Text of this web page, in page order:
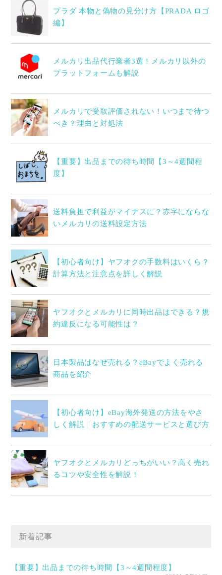
プラダ 本物と偽物の見分け方【PRADA ロゴ
編】
メルカリ出品代行業者3選！メルカリ以外の
プラットフォームも解説
メルカリで受取評価されない！いつまで待つ
べき？理由と対処法
【重要】出品までの待ち時間【3～4週間程
度】
送料負担で利益がマイナスに？赤字にならな
いメルカリの送料設定方法
【初心者向け】ヤフオクの手数料はいくら？
計算方法と注意点を詳しく解説
ヤフオクとメルカリに同時出品はできる？規
約違反になる可能性は？
日本製品はなぜ売れる？eBayでよく売れる
商品を紹介
【初心者向け】eBay海外発送の方法をやさ
しく解説｜おすすめの配送サービスと選び方
ヤフオクとメルカリどっちがいい？高く売れ
るコツや安全性を解説！
新着記事
【重要】出品までの待ち時間【3～4週間程度】